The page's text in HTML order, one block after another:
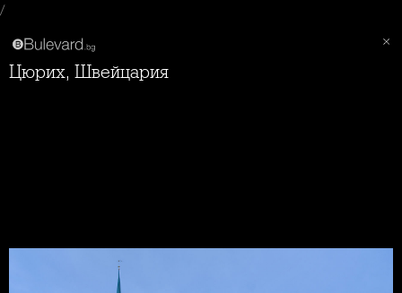
/
Цюрих, Швейцария